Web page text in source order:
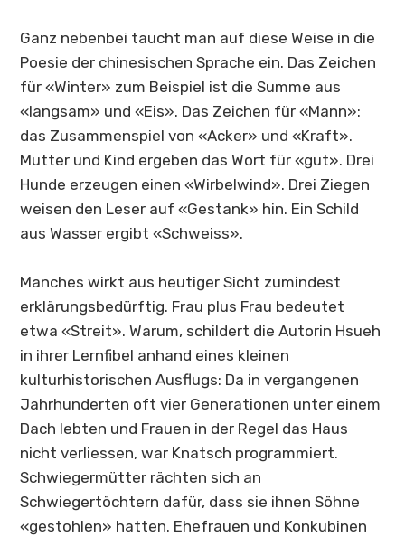
Ganz nebenbei taucht man auf diese Weise in die
Poesie der chinesischen Sprache ein. Das Zeichen
für «Winter» zum Beispiel ist die Summe aus
«langsam» und «Eis». Das Zeichen für «Mann»:
das Zusammenspiel von «Acker» und «Kraft».
Mutter und Kind ergeben das Wort für «gut». Drei
Hunde erzeugen einen «Wirbelwind». Drei Ziegen
weisen den Leser auf «Gestank» hin. Ein Schild
aus Wasser ergibt «Schweiss».
Manches wirkt aus heutiger Sicht zumindest
erklärungsbedürftig. Frau plus Frau bedeutet
etwa «Streit». Warum, schildert die Autorin Hsueh
in ihrer Lernfibel anhand eines kleinen
kulturhistorischen Ausflugs: Da in vergangenen
Jahrhunderten oft vier Generationen unter einem
Dach lebten und Frauen in der Regel das Haus
nicht verliessen, war Knatsch programmiert.
Schwiegermütter rächten sich an
Schwiegertöchtern dafür, dass sie ihnen Söhne
«gestohlen» hatten. Ehefrauen und Konkubinen